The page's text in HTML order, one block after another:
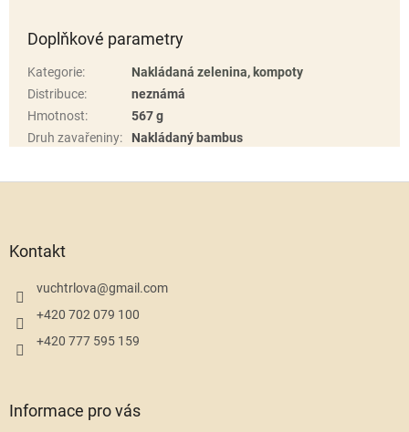
Doplňkové parametry
Kategorie:
Nakládaná zelenina, kompoty
Distribuce:
neznámá
Hmotnost:
567 g
Druh zavařeniny: Nakládaný bambus
Kontakt
vuchtrlova@gmail.com
+420 702 079 100
+420 777 595 159
Informace pro vás